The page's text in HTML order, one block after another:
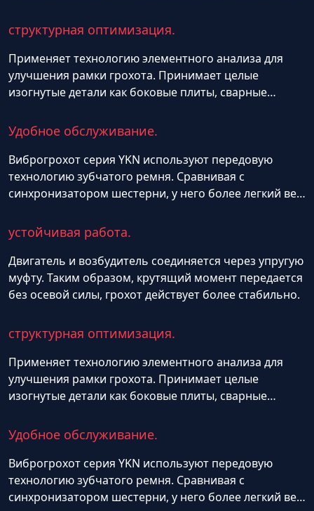
структурная оптимизация.
Применяет технологию элементного анализа для
улучшения рамки грохота. Принимает целые
изогнутые детали как боковые плиты, сварные
убавления количества эксцентричного блока
удовлетворяет разные требования центробежной
силы, пригодится к разному требованию амплитуда.
Удобное обслуживание.
Виброгрохот серия YKN используют передовую
технологию зубчатого ремня. Сравнивая с
синхронизатором шестерни, у него более легкий вес
внешнего эксцентричного болта как возбудитель.
Сравнивая с другими видами возбудителя, как
эксцентричный вал, внешний эксцентричный блок
более удобно в ремонте. Возбудители соединяется
друг с другом через универсальный шарнир, очень
устойчивая работа.
Двигатель и возбудитель соединяется через упругую
муфту. Таким образом, крутящий момент передается
без осевой силы, грохот действует более стабильно.
структурная оптимизация.
Применяет технологию элементного анализа для
улучшения рамки грохота. Принимает целые
изогнутые детали как боковые плиты, сварные
убавления количества эксцентричного блока
удовлетворяет разные требования центробежной
силы, пригодится к разному требованию амплитуда.
Удобное обслуживание.
Виброгрохот серия YKN используют передовую
технологию зубчатого ремня. Сравнивая с
синхронизатором шестерни, у него более легкий вес